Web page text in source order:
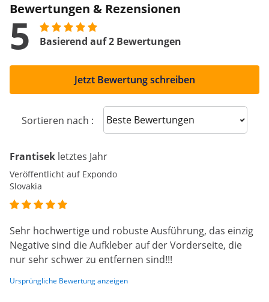
Bewertungen & Rezensionen
5 Basierend auf 2 Bewertungen
Jetzt Bewertung schreiben
Sortieren nach : Sort reviews
Frantisek letztes Jahr
Veröffentlicht auf Expondo
Slovakia
Sehr hochwertige und robuste Ausführung, das einzig
Negative sind die Aufkleber auf der Vorderseite, die
nur sehr schwer zu entfernen sind!!!
Ursprüngliche Bewertung anzeigen